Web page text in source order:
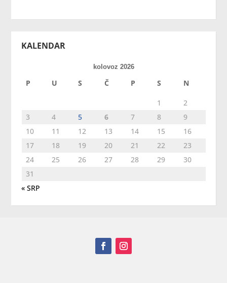
KALENDAR
kolovoz 2026
P U S Č P S N
1
2
3
4 5 6 7 8
9
10
11 12 13 14 15
16
17
18 19 20 21 22
23
24
25 26 27 28 29
30
31
« SRP